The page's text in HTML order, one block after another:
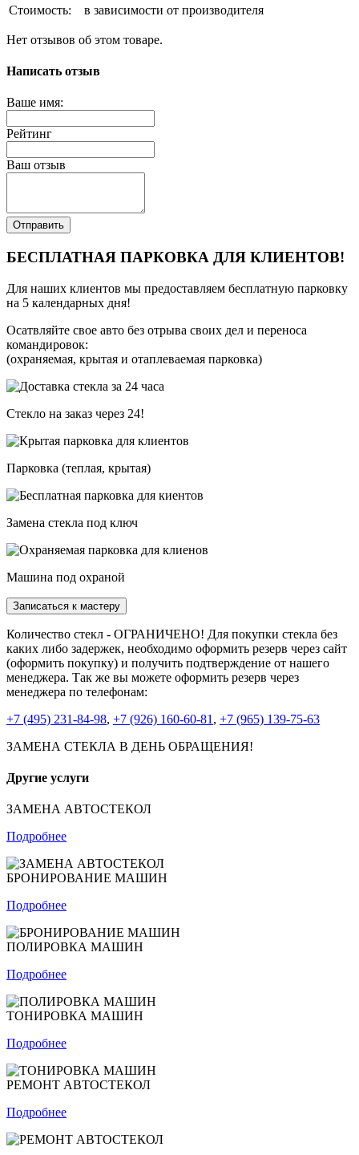
Стоимость:
в зависимости от производителя
Нет отзывов об этом товаре.
Написать отзыв
Ваше имя:
Рейтинг
Ваш отзыв
Отправить
БЕСПЛАТНАЯ ПАРКОВКА ДЛЯ КЛИЕНТОВ!
Для наших клиентов мы предоставляем бесплатную парковку
на 5 календарных дня!
Осатвляйте свое авто без отрыва своих дел и переноса
командировок:
(охраняемая, крытая и отаплеваемая парковка)
Стекло на заказ через 24!
Парковка (теплая, крытая)
Замена стекла под ключ
Машина под охраной
Записаться к мастеру
Количество стекл - ОГРАНИЧЕНО! Для покупки стекла без
каких либо задержек, необходимо оформить резерв через сайт
(оформить покупку) и получить подтверждение от нашего
менеджера. Так же вы можете оформить резерв через
менеджера по телефонам:
+7 (495) 231-84-98, +7 (926) 160-60-81 , +7 (965) 139-75-63
ЗАМЕНА СТЕКЛА В ДЕНЬ ОБРАЩЕНИЯ!
Другие услуги
ЗАМЕНА АВТОСТЕКОЛ
Подробнее
БРОНИРОВАНИЕ МАШИН
Подробнее
ПОЛИРОВКА МАШИН
Подробнее
ТОНИРОВКА МАШИН
Подробнее
РЕМОНТ АВТОСТЕКОЛ
Подробнее